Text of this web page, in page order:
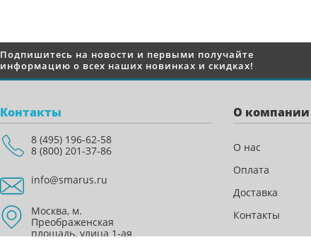
Подпишитесь на новости и первыми получайте
информацию о всех наших новинках и скидках!
Контакты
8 (495) 196-62-58
8 (800) 201-37-86
info@smarus.ru
Москва, м.
Преображенская
площадь, улица 1-ая
О компании
О нас
Оплата
Доставка
Контакты